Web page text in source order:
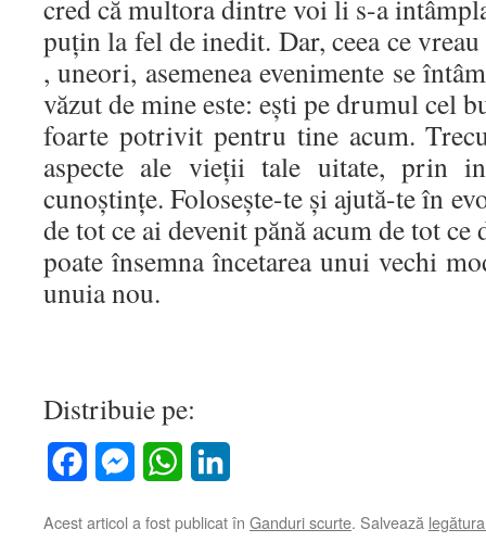
cred că multora dintre voi li s-a
puţin la fel de inedit. Dar, ceea ce
, uneori, asemenea evenimente se
văzut de mine este: eşti pe drumul cel
foarte potrivit pentru tine acum.
aspecte ale vieţii tale uitate, prin
cunoştinţe. Foloseşte-te şi ajută-te în
de tot ce ai devenit pănă acum de tot ce
poate însemna încetarea unui vechi
unuia nou.
Distribuie pe:
FacebookMessengerWhatsApp
Acest articol a fost publicat în Ganduri scurte. Salvează